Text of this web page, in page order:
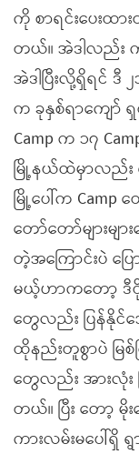
ကို စာရင်းပေးထ
တယ်။ အဲဒါလည်း က
အဲဒါပြီးလို့ရှိရင် ဒီ
က ခုနှစ်ရာကျော် ရှ
Camp က ၁၇
မြို့နယ်ထဲမှာလည်း
မြို့ပေါ်က Camp
တော်တော်များမျ
တဲ့အကြောင်းပဲ ပြ
မယ့်ဟာကတော့ ဒီဝို
တွေလည်း ပြန်နိုင်
ထိုနည်းတူစွာပဲ မြစ်
တွေလည်း အားလုံး
တယ်။ ပြီး တော့
ကားလမ်းမပေါ်ရှိ